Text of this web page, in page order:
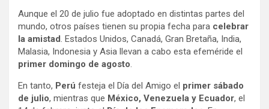
Aunque el 20 de julio fue adoptado en distintas partes del
mundo, otros países tienen su propia fecha para celebrar
la amistad. Estados Unidos, Canadá, Gran Bretaña, India,
Malasia, Indonesia y Asia llevan a cabo esta efeméride el
primer domingo de agosto.
En tanto, Perú festeja el Día del Amigo el primer sábado
de julio, mientras que México, Venezuela y Ecuador, el